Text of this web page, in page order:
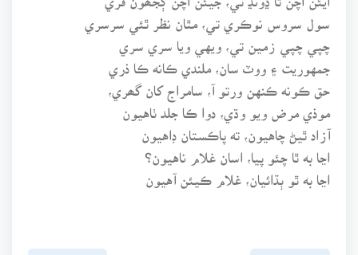
سول سروس نوڪري تي، مٿان نظر ٿئي سرسري
چپي چپي زمين تي، ويهي ويا سري سري
جمهوريت ۽ ووٽ سان، ملندي ڪانه ڪا ذري
حق ڪونه ڪنهن ورتو آ، سامراج کان گھري،
موذي مرض ويو وڌي، دوا ڪا جلد ٺاهيون
آزاد ٿيڻ چاهيون، ته پاڪستان ڊاهيون
اڃا به ٿا چئو پيا، اسان غلام ناهيون؟
اڃا به ٿو ٻڌائيان، غلام ڪيئن آهيون